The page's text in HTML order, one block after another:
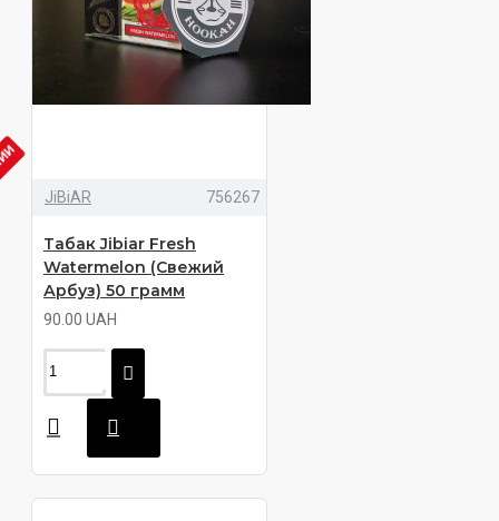
JiBiAR 756267
Табак Jibiar Fresh
Watermelon (Свежий
Арбуз) 50 грамм
90.00 UAH